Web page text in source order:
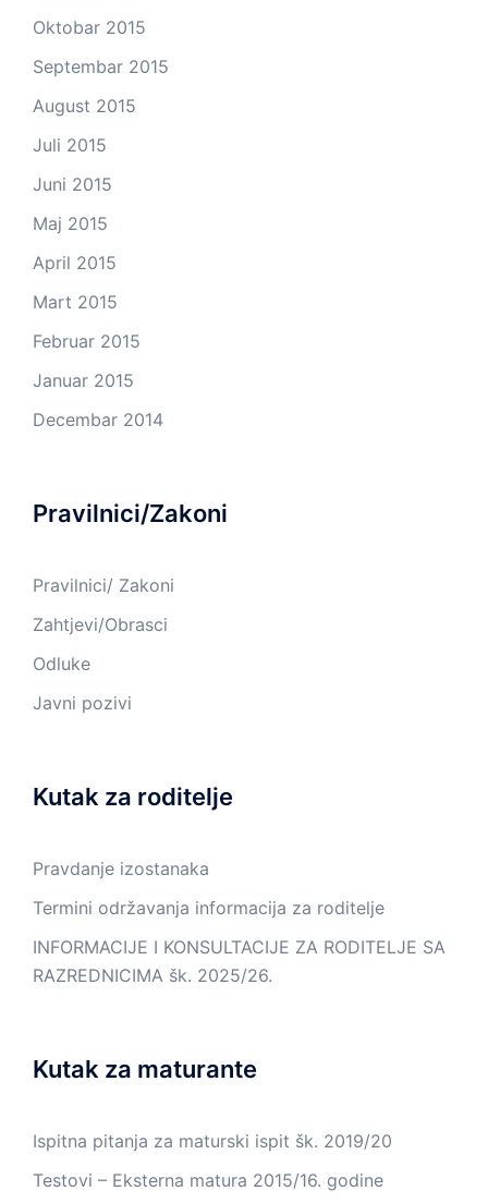
Oktobar 2015
Septembar 2015
August 2015
Juli 2015
Juni 2015
Maj 2015
April 2015
Mart 2015
Februar 2015
Januar 2015
Decembar 2014
Pravilnici/Zakoni
Pravilnici/ Zakoni
Zahtjevi/Obrasci
Odluke
Javni pozivi
Kutak za roditelje
Pravdanje izostanaka
Termini održavanja informacija za roditelje
INFORMACIJE I KONSULTACIJE ZA RODITELJE SA
RAZREDNICIMA šk. 2025/26.
Kutak za maturante
Ispitna pitanja za maturski ispit šk. 2019/20
Testovi – Eksterna matura 2015/16. godine